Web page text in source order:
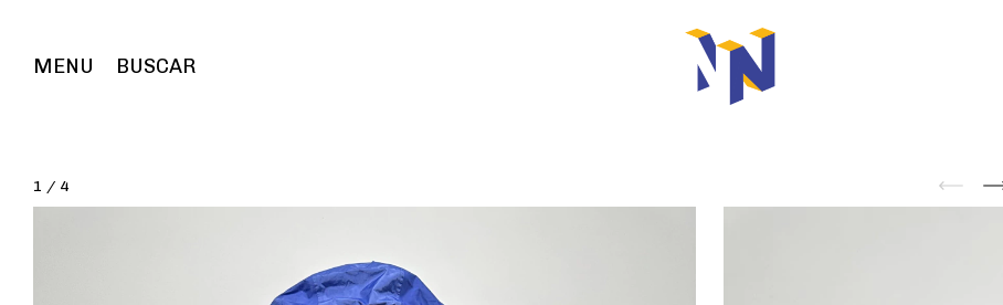
MENU BUSCAR
1 / 4